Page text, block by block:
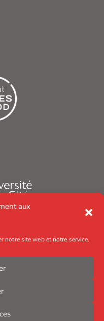
aux
notre site web et notre service.